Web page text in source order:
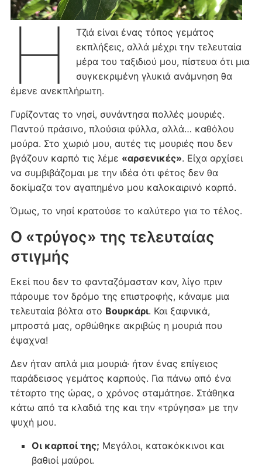
Η
Τζιά είναι ένας τόπος γεμάτος
εκπλήξεις, αλλά μέχρι την τελευταία
μέρα του ταξιδιού μου, πίστευα ότι μια
συγκεκριμένη γλυκιά ανάμνηση θα
έμενε ανεκπλήρωτη.
Γυρίζοντας το νησί, συνάντησα πολλές μουριές.
Παντού πράσινο, πλούσια φύλλα, αλλά… καθόλου
μούρα. Στο χωριό μου, αυτές τις μουριές που δεν
βγάζουν καρπό τις λέμε «αρσενικές». Είχα αρχίσει
να συμβιβάζομαι με την ιδέα ότι φέτος δεν θα
δοκίμαζα τον αγαπημένο μου καλοκαιρινό καρπό.
Όμως, το νησί κρατούσε το καλύτερο για το τέλος.
Ο «τρύγος» της τελευταίας
στιγμής
Εκεί που δεν το φανταζόμασταν καν, λίγο πριν
πάρουμε τον δρόμο της επιστροφής, κάναμε μια
τελευταία βόλτα στο Βουρκάρι. Και ξαφνικά,
μπροστά μας, ορθώθηκε ακριβώς η μουριά που
έψαχνα!
Δεν ήταν απλά μια μουριά· ήταν ένας επίγειος
παράδεισος γεμάτος καρπούς. Για πάνω από ένα
τέταρτο της ώρας, ο χρόνος σταμάτησε. Στάθηκα
κάτω από τα κλαδιά της και την «τρύγησα» με την
ψυχή μου.
Οι καρποί της; Μεγάλοι, κατακόκκινοι και
βαθιοί μαύροι.